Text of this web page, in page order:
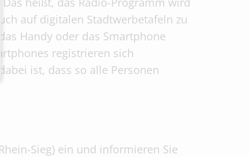
auf digitalen Stadtwerbetafeln zu
Handy oder das Smartphone
registrieren sich
ist, dass so alle Personen
Sieg) ein und informieren Sie